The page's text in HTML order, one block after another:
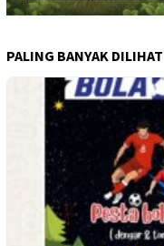
PALING BANYAK DILIHAT